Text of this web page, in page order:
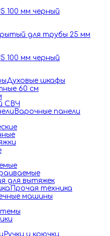
мм черный
для трубы 25 мм
мм черный
Духовые шкафы
60 см
СВЧ
Варочные панели
для вытяжек
Прочая техника
машины
Ручки и крючки